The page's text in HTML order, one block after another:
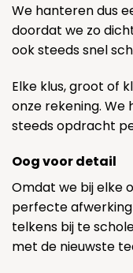
We hanteren dus
doordat we zo
ook steeds snel
Elke klus, groot of
onze rekening.
steeds opdracht
Oog voor detail
Omdat we bij elke
perfecte
telkens bij te
met de nieuwste